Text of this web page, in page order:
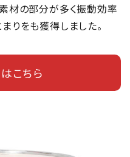
素材の部分が多く振動効率
りをも獲得しました。
こちら